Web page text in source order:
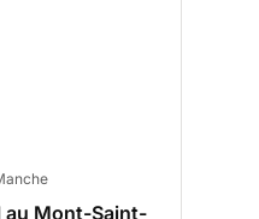
au Mont-Saint-